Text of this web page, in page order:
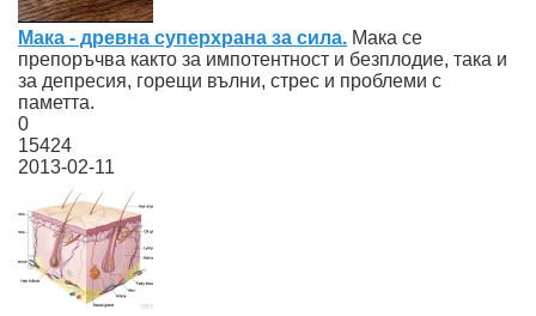
Мака - древна суперхрана за сила. Мака се
препоръчва както за импотентност и безплодие, така и
за депресия, горещи вълни, стрес и проблеми с
паметта.
0
15424
2013-02-11